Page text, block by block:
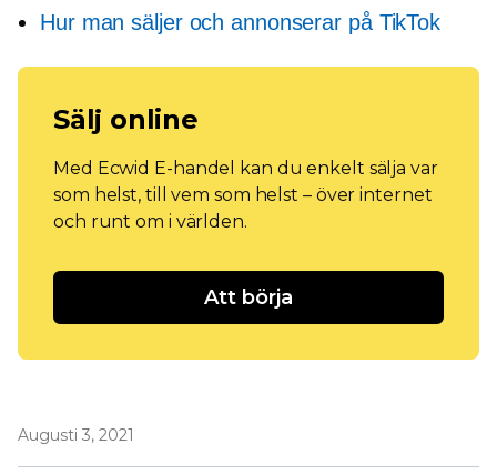
Hur man säljer och annonserar på TikTok
Sälj online
Med Ecwid E-handel kan du enkelt sälja var
som helst, till vem som helst – över internet
och runt om i världen.
Att börja
Augusti 3, 2021